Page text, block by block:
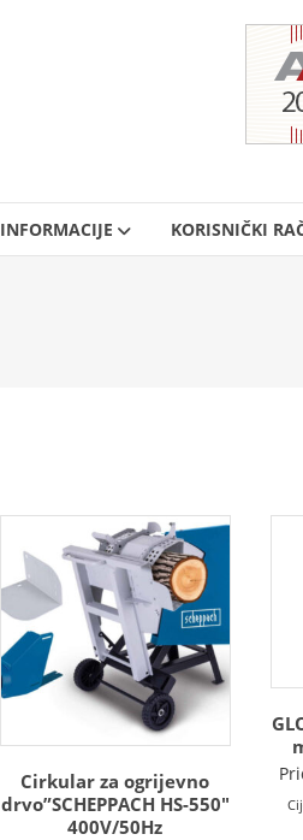
INFORMACIJE KORISNIČKI
Cirkular za ogrijevno
drvo”SCHEPPACH HS-550″
400V/50Hz